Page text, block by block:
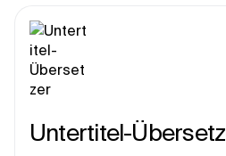
Untertitel-